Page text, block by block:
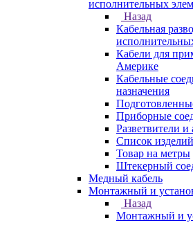
исполнительных
Назад
Кабельная
Кабели для
Америке
Кабельные
назначения
Приборные
Разветвители и
Список
Товар на метры
Штекерный
Медный кабель
Монтажный и
Назад
Монтажный и